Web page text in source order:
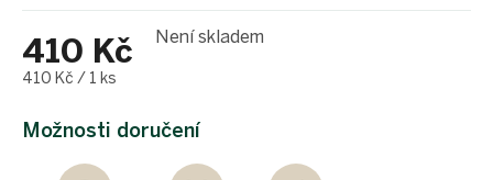
410 Kč
Měrná
410 Kč / 1 ks
Není skladem
Možnosti doručení